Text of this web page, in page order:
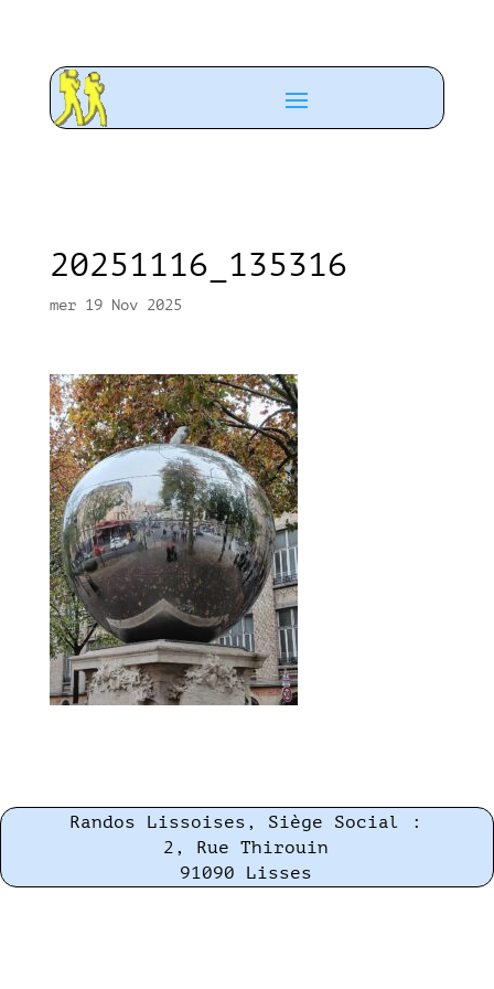
20251116_135316
mer 19 Nov 2025
Randos Lissoises, Siège Social :
2, Rue Thirouin
91090 Lisses